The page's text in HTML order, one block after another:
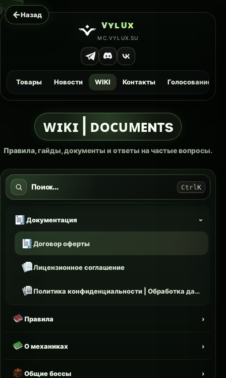
ᴠʏʟᴜx
MC.VYLUX.SU
Товары Новости WIKI Контакты Голосование
←Назад
ᴡɪᴋɪ | ᴅᴏᴄᴜᴍᴇɴᴛs
Правила, гайды, документы и ответы на частые вопросы.
Поиск... Ctrl K
Документация
Договор оферты
Лицензионное соглашение
Политика конфиденциальности | Обработка данных
Правила
О механиках
Общие боссы